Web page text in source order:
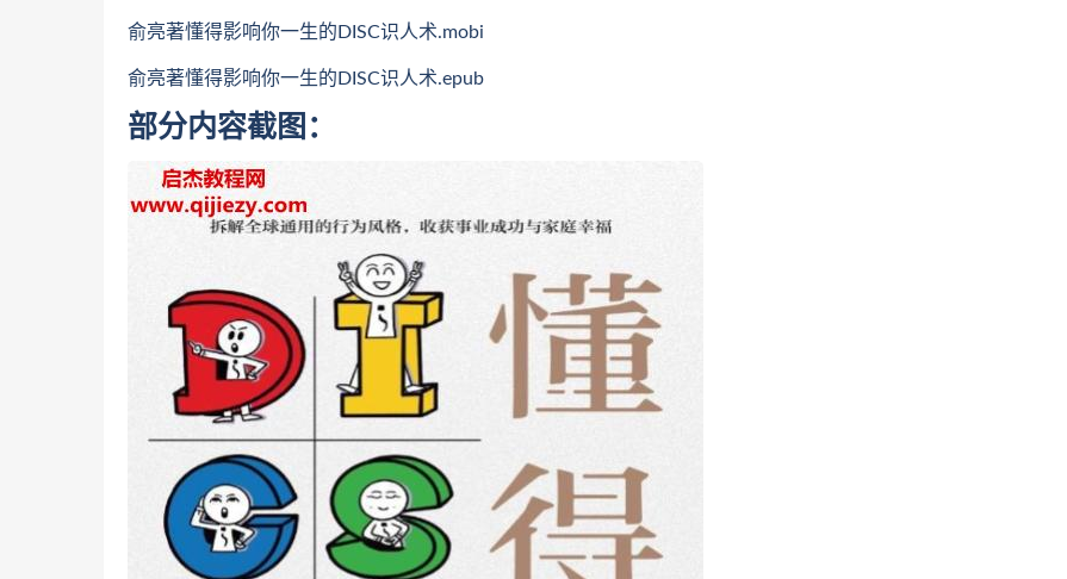
俞亮著懂得影响你一生的DISC识人术.mobi
俞亮著懂得影响你一生的DISC识人术.epub
部分内容截图：